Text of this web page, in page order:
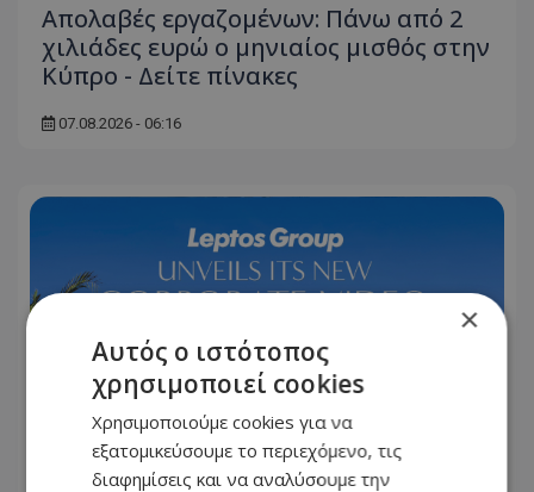
Απολαβές εργαζομένων: Πάνω από 2
χιλιάδες ευρώ ο μηνιαίος μισθός στην
Κύπρο - Δείτε πίνακες
07.08.2026 - 06:16
×
Αυτός ο ιστότοπος
χρησιμοποιεί cookies
Χρησιμοποιούμε cookies για να
εξατομικεύσουμε το περιεχόμενο, τις
διαφημίσεις και να αναλύσουμε την